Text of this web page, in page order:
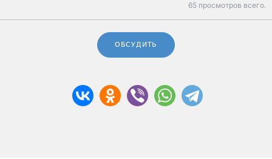
65 просмотров всего.
ОБСУДИТЬ